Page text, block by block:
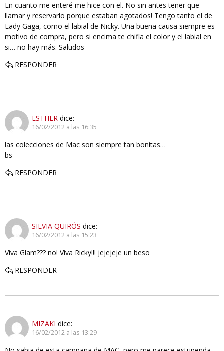
En cuanto me enteré me hice con el. No sin antes tener que
llamar y reservarlo porque estaban agotados! Tengo tanto el de
Lady Gaga, como el labial de Nicky. Una buena causa siempre es
motivo de compra, pero si encima te chifla el color y el labial en
si… no hay más. Saludos
RESPONDER
ESTHER dice:
16/02/2012 a las 16:35
las colecciones de Mac son siempre tan bonitas…
bs
RESPONDER
SILVIA QUIRÓS dice:
16/02/2012 a las 15:23
Viva Glam??? no! Viva Ricky!!! jejejeje un beso
RESPONDER
MIZAKI dice:
16/02/2012 a las 13:29